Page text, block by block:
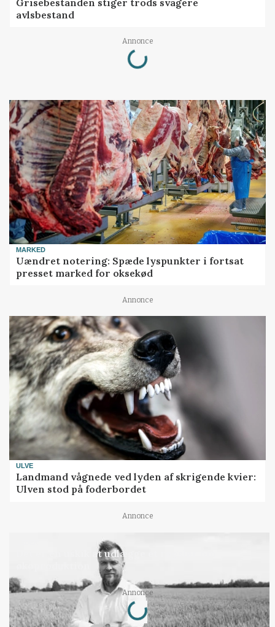
avlsbestand
Annonce
Loading...
MARKED
Uændret notering: Spæde lyspunkter i fortsat
presset marked for oksekød
Annonce
ULVE
Landmand vågnede ved lyden af skrigende kvier:
Ulven stod på foderbordet
Annonce
Det er en uskik at udlægge et røgslør om
Annonce
Loading...